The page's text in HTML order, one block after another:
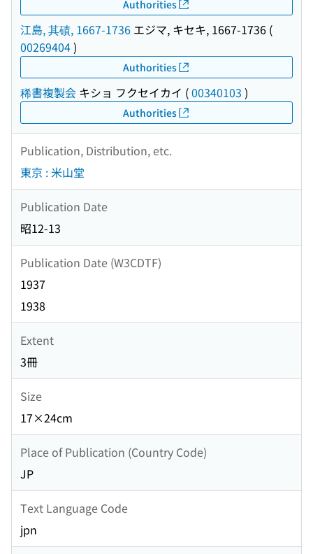
Authorities
江島, 其磧, 1667-1736 エジマ, キセキ, 1667-1736 (
00269404)
Authorities
稀書複製会 キショ フクセイカイ (00340103 )
Authorities
Publication, Distribution, etc.
東京 : 米山堂
Publication Date
昭12-13
Publication Date (W3CDTF)
1937
1938
Extent
3冊
Size
17×24cm
Place of Publication (Country Code)
JP
Text Language Code
jpn